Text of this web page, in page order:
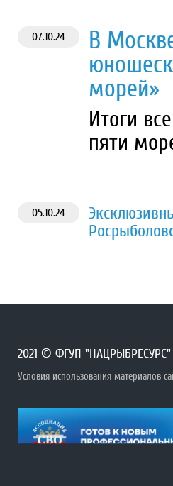
07.10.24
В
морей»
Итоги
пяти
05.10.24
2021 © ФГУП "НАЦРЫБРЕСУРС"
Условия использования материалов